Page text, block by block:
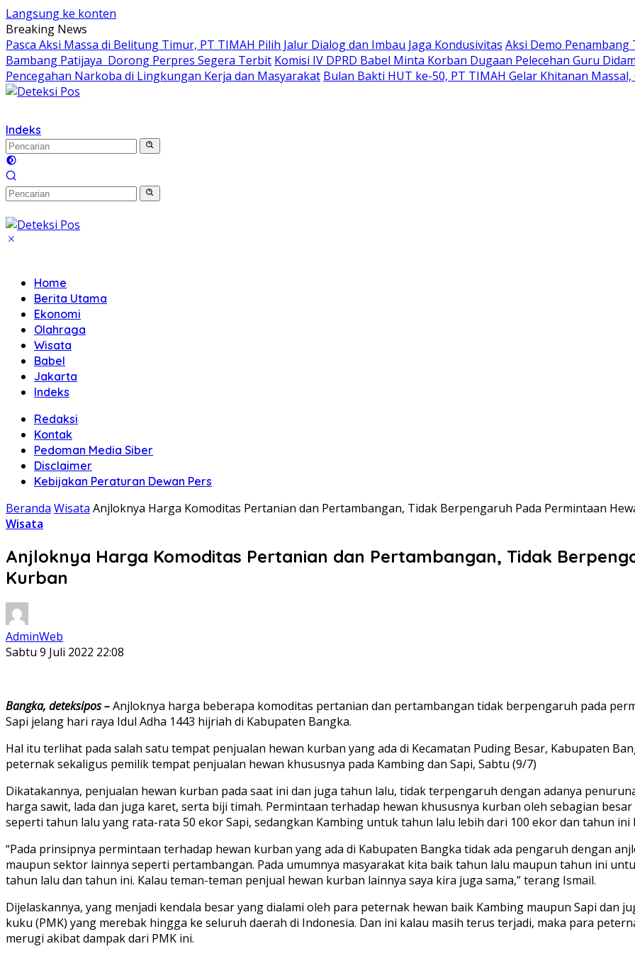
Langsung ke konten
Breaking News
Pasca Aksi Massa di Belitung Timur, PT TIMAH Pilih Jalur Dialog dan Imbau Jaga Kondusivitas Aksi Demo Penambang
Bambang Patijaya Dorong Perpres Segera Terbit Komisi IV DPRD Babel Minta Korban Dugaan Pelecehan Guru
Pencegahan Narkoba di Lingkungan Kerja dan Masyarakat Bulan Bakti HUT ke-50, PT TIMAH Gelar Khitanan
Indeks
Home
Berita Utama
Ekonomi
Olahraga
Wisata
Babel
Jakarta
Indeks
Redaksi
Kontak
Pedoman Media Siber
Disclaimer
Kebijakan Peraturan Dewan Pers
Beranda Wisata Anjloknya Harga Komoditas Pertanian dan Pertambangan, Tidak Berpengaruh Pada Permintaan
Wisata
Anjloknya Harga Komoditas Pertanian dan Pertambangan, Tidak
Kurban
AdminWeb
Sabtu 9 Juli 2022 22:08
Bangka, deteksipos –Anjloknya harga beberapa komoditas pertanian dan pertambangan tidak berpengaruh pada
Sapi jelang hari raya Idul Adha 1443 hijriah di Kabupaten Bangka.
Hal itu terlihat pada salah satu tempat penjualan hewan kurban yang ada di Kecamatan Puding Besar, Kabupaten
peternak sekaligus pemilik tempat penjualan hewan khususnya pada Kambing dan Sapi, Sabtu (9/7)
Dikatakannya, penjualan hewan kurban pada saat ini dan juga tahun lalu, tidak terpengaruh dengan adanya
harga sawit, lada dan juga karet, serta biji timah. Permintaan terhadap hewan khususnya kurban oleh sebagian
seperti tahun lalu yang rata-rata 50 ekor Sapi, sedangkan Kambing untuk tahun lalu lebih dari 100 ekor dan tahun
“Pada prinsipnya permintaan terhadap hewan kurban yang ada di Kabupaten Bangka tidak ada pengaruh dengan
maupun sektor lainnya seperti pertambangan. Pada umumnya masyarakat kita baik tahun lalu maupun tahun ini
tahun lalu dan tahun ini. Kalau teman-teman penjual hewan kurban lainnya saya kira juga sama,” terang Ismail.
Dijelaskannya, yang menjadi kendala besar yang dialami oleh para peternak hewan baik Kambing maupun Sapi dan
kuku (PMK) yang merebak hingga ke seluruh daerah di Indonesia. Dan ini kalau masih terus terjadi, maka para
merugi akibat dampak dari PMK ini.